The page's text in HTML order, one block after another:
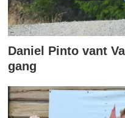
Daniel Pinto vant
gang